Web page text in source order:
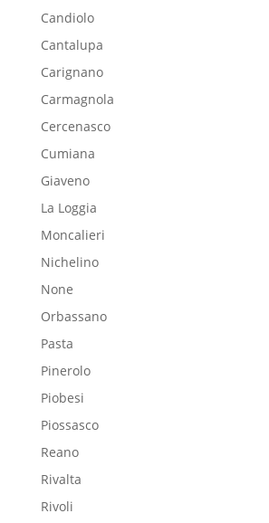
Candiolo
Cantalupa
Carignano
Carmagnola
Cercenasco
Cumiana
Giaveno
La Loggia
Moncalieri
Nichelino
None
Orbassano
Pasta
Pinerolo
Piobesi
Piossasco
Reano
Rivalta
Rivoli